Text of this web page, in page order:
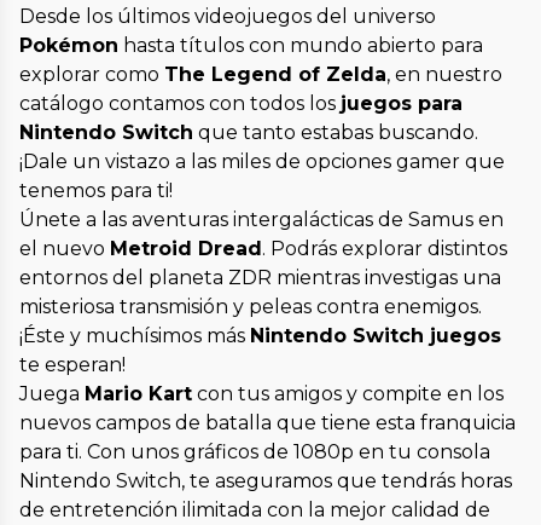
Desde los últimos videojuegos del universo
Pokémon hasta títulos con mundo abierto para
explorar como The Legend of Zelda, en nuestro
catálogo contamos con todos los juegos para
Nintendo Switch que tanto estabas buscando.
¡Dale un vistazo a las miles de opciones gamer que
tenemos para ti!
Únete a las aventuras intergalácticas de Samus en
el nuevo Metroid Dread. Podrás explorar distintos
entornos del planeta ZDR mientras investigas una
misteriosa transmisión y peleas contra enemigos.
¡Éste y muchísimos más Nintendo Switch juegos
te esperan!
Juega Mario Kart con tus amigos y compite en los
nuevos campos de batalla que tiene esta franquicia
para ti. Con unos gráficos de 1080p en tu consola
Nintendo Switch, te aseguramos que tendrás horas
de entretención ilimitada con la mejor calidad de